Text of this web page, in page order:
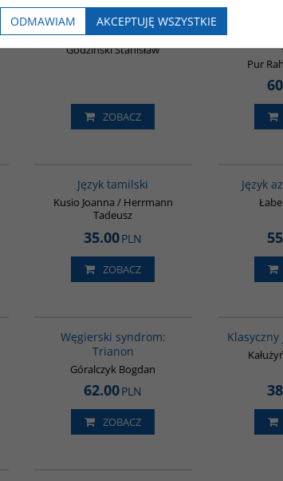
Współczesny język
mongolski
Godziński Stanisław
ZOBACZ
Pur
Język tamilski
Kusio Joanna / Herrmann
Tadeusz
35.00PLN
ZOBACZ
Język
Węgierski syndrom:
Trianon
Góralczyk Bogdan
62.00PLN
ZOBACZ
ODMAWIAM AKCEPTUJĘ WSZYSTKIE